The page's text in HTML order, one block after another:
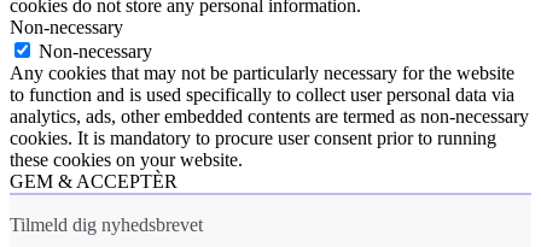
cookies do not store any personal information.
Non-necessary
Non-necessary
Any cookies that may not be particularly necessary for the website
to function and is used specifically to collect user personal data via
analytics, ads, other embedded contents are termed as non-necessary
cookies. It is mandatory to procure user consent prior to running
these cookies on your website.
GEM & ACCEPTÈR
Tilmeld dig nyhedsbrevet